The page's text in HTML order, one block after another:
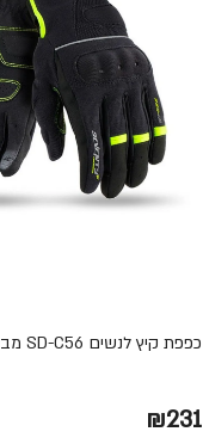
כפפת קיץ לנשים SD-C56 מבית 70 Degrees
₪231